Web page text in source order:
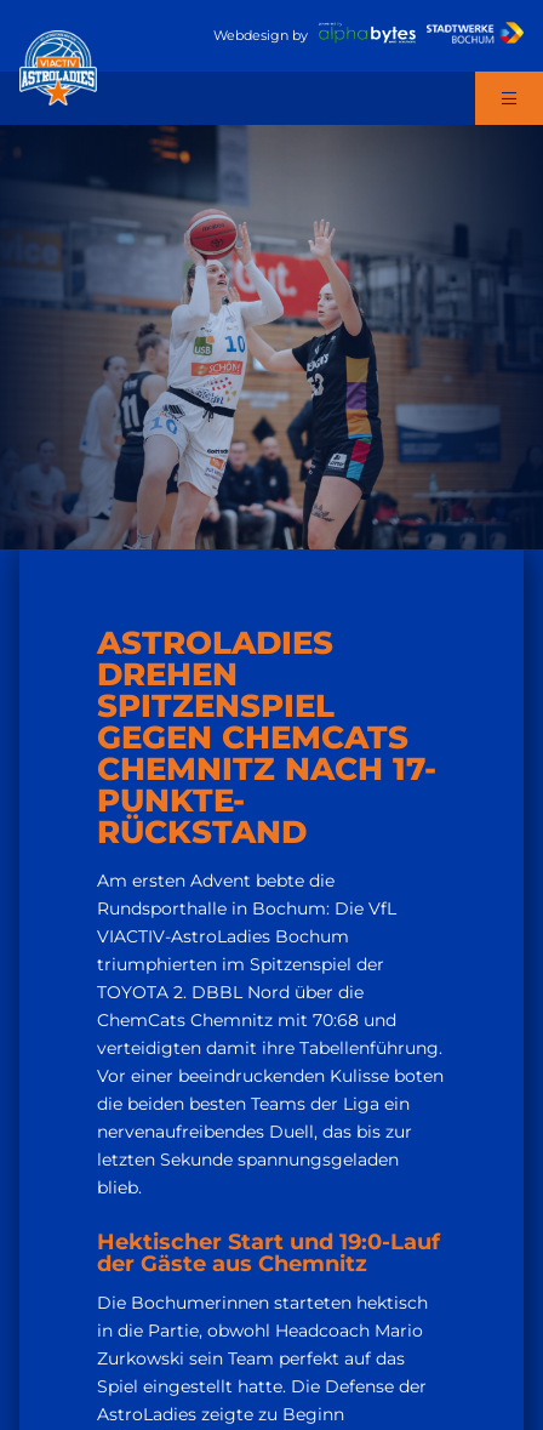
Webdesign by
ASTROLADIES
DREHEN
SPITZENSPIEL
GEGEN CHEMCATS
CHEMNITZ NACH 17-
PUNKTE-
RÜCKSTAND
Am ersten Advent bebte die
Rundsporthalle in Bochum: Die VfL
VIACTIV-AstroLadies Bochum
triumphierten im Spitzenspiel der
TOYOTA 2. DBBL Nord über die
ChemCats Chemnitz mit 70:68 und
verteidigten damit ihre Tabellenführung.
Vor einer beeindruckenden Kulisse boten
die beiden besten Teams der Liga ein
nervenaufreibendes Duell, das bis zur
letzten Sekunde spannungsgeladen
blieb.
Hektischer Start und 19:0-Lauf
der Gäste aus Chemnitz
Die Bochumerinnen starteten hektisch
in die Partie, obwohl Headcoach Mario
Zurkowski sein Team perfekt auf das
Spiel eingestellt hatte. Die Defense der
AstroLadies zeigte zu Beginn